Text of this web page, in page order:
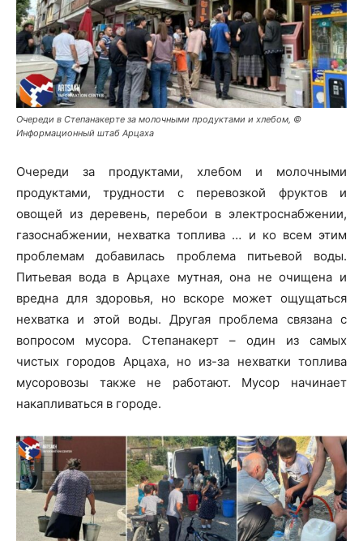
Очереди в Степанакерте за молочными продуктами и хлебом, ©️
Информационный штаб Арцаха
Очереди за продуктами, хлебом и молочными
продуктами, трудности с перевозкой фруктов и
овощей из деревень, перебои в электроснабжении,
газоснабжении, нехватка топлива … и ко всем этим
проблемам добавилась проблема питьевой воды.
Питьевая вода в Арцахе мутная, она не очищена и
вредна для здоровья, но вскоре может ощущаться
нехватка и этой воды. Другая проблема связана с
вопросом мусора. Степанакерт – один из самых
чистых городов Арцаха, но из-за нехватки топлива
мусоровозы также не работают. Мусор начинает
накапливаться в городе.